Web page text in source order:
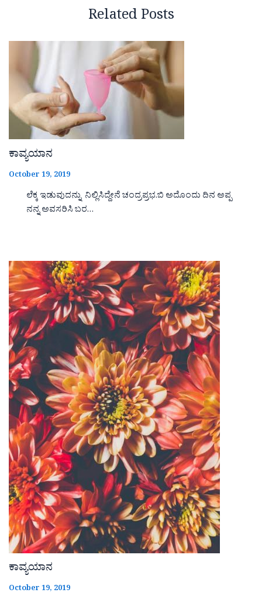
Related Posts
ಕಾವ್ಯಯಾನ
October 19, 2019
ಲೆಕ್ಕ ಇಡುವುದನ್ನು ನಿಲ್ಲಿಸಿದ್ದೇನೆ ಚಂದ್ರಪ್ರಭ.ಬಿ ಅದೊಂದು ದಿನ ಅಪ್ಪ
ನನ್ನ ಅವಸರಿಸಿ ಬರ…
ಕಾವ್ಯಯಾನ
October 19, 2019